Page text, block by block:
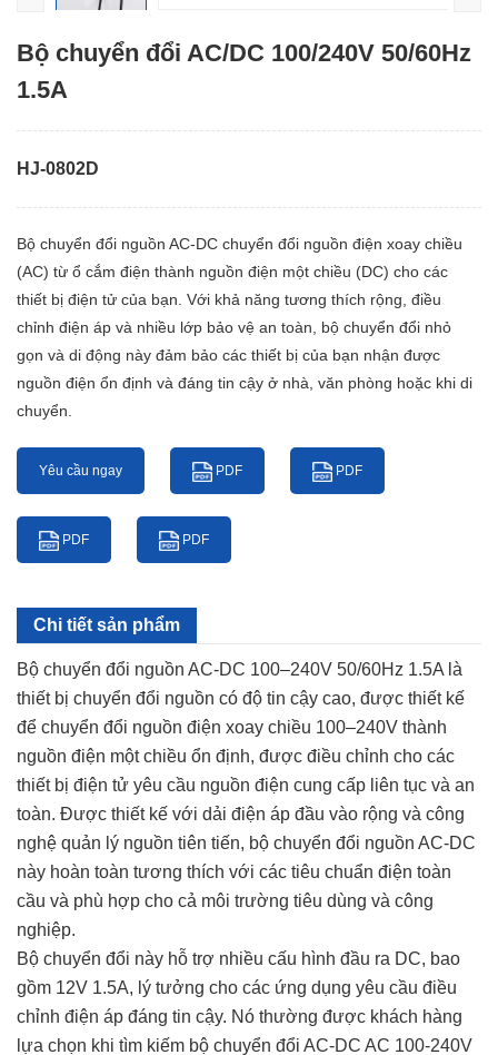
Bộ chuyển đổi AC/DC 100/240V 50/60Hz
1.5A
HJ-0802D
Bộ chuyển đổi nguồn AC-DC chuyển đổi nguồn điện xoay chiều
(AC) từ ổ cắm điện thành nguồn điện một chiều (DC) cho các
thiết bị điện tử của bạn. Với khả năng tương thích rộng, điều
chỉnh điện áp và nhiều lớp bảo vệ an toàn, bộ chuyển đổi nhỏ
gọn và di động này đảm bảo các thiết bị của bạn nhận được
nguồn điện ổn định và đáng tin cậy ở nhà, văn phòng hoặc khi di
chuyển.
Yêu cầu ngay PDF PDF
PDF PDF
Chi tiết sản phẩm
Bộ chuyển đổi nguồn AC-DC 100–240V 50/60Hz 1.5A là
thiết bị chuyển đổi nguồn có độ tin cậy cao, được thiết kế
để chuyển đổi nguồn điện xoay chiều 100–240V thành
nguồn điện một chiều ổn định, được điều chỉnh cho các
thiết bị điện tử yêu cầu nguồn điện cung cấp liên tục và an
toàn. Được thiết kế với dải điện áp đầu vào rộng và công
nghệ quản lý nguồn tiên tiến, bộ chuyển đổi nguồn AC-DC
này hoàn toàn tương thích với các tiêu chuẩn điện toàn
cầu và phù hợp cho cả môi trường tiêu dùng và công
nghiệp.
Bộ chuyển đổi này hỗ trợ nhiều cấu hình đầu ra DC, bao
gồm 12V 1.5A, lý tưởng cho các ứng dụng yêu cầu điều
chỉnh điện áp đáng tin cậy. Nó thường được khách hàng
lựa chọn khi tìm kiếm bộ chuyển đổi AC-DC AC 100-240V